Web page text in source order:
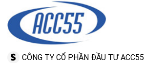
CÔNG TY CỔ PHẦN ĐẦU TƯ ACC55